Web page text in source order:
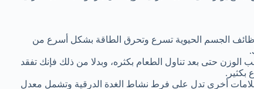
الجسم الحيوية تسرع وتحرق الطاقة بشكل أسرع من
حتى بعد تناول الطعام بكثره، وبدلا من ذلك فإنك تفقد
بكثير.
علامات أخرى تدل على فرط نشاط الغدة الدرقية وتشمل معدل